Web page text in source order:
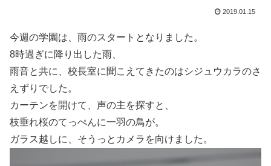
2019.01.15
今週の学園は、雨のスタートとなりました。
8時過ぎに降り出した雨、
雨音と共に、校長室に聞こえてきたのはシジュウカラのさ
えずりでした。
カーテンを開けて、声の主を探すと、
枝垂れ桜のてっぺんに一羽の鳥が。
ガラス越しに、そうっとカメラを向けました。